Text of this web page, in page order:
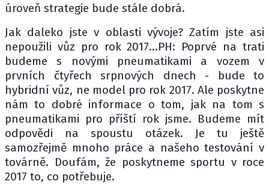
úroveň strategie bude stále dobrá.
Jak daleko jste v oblasti vývoje? Zatím jste asi
nepoužili vůz pro rok 2017...PH: Poprvé na trati
budeme s novými pneumatikami a vozem v
prvních čtyřech srpnových dnech - bude to
hybridní vůz, ne model pro rok 2017. Ale poskytne
nám to dobré informace o tom, jak na tom s
pneumatikami pro příští rok jsme. Budeme mít
odpovědi na spoustu otázek. Je tu ještě
samozřejmě mnoho práce a našeho testování v
továrně. Doufám, že poskytneme sportu v roce
2017 to, co potřebuje.